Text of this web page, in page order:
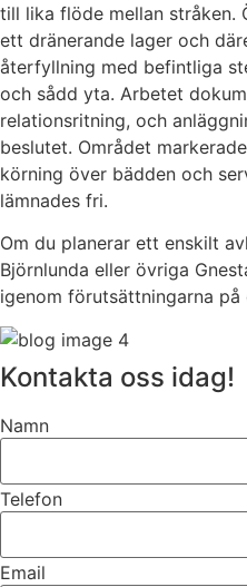
till lika flöde mellan stråken.
ett dränerande lager och
återfyllning med befintliga
och sådd yta. Arbetet
relationsritning, och
beslutet. Området
körning över bädden och
lämnades fri.
Om du planerar ett enskilt
Björnlunda eller övriga
igenom förutsättningarna på
Kontakta oss idag!
Namn
Telefon
Email